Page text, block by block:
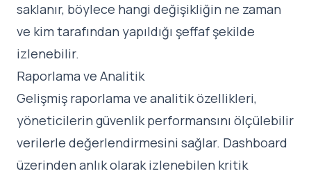
saklanır, böylece hangi değişikliğin ne zaman
ve kim tarafından yapıldığı şeffaf şekilde
izlenebilir.
Raporlama ve Analitik
Gelişmiş raporlama ve analitik özellikleri,
yöneticilerin güvenlik performansını ölçülebilir
verilerle değerlendirmesini sağlar. Dashboard
üzerinden anlık olarak izlenebilen kritik